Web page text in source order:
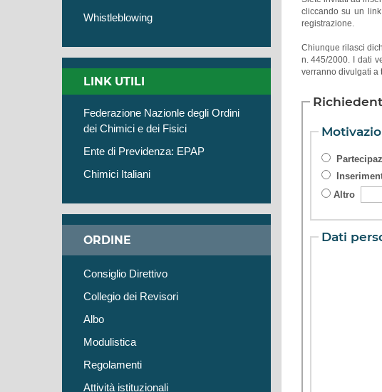
cliccando su un
registrazione.
Chiunque rilasci
n. 445/2000. I dati
verranno divulgati a
Altro
Dati
Whistleblowing
LINK UTILI
Federazione Nazionle degli Ordini
dei Chimici e dei Fisici
Ente di Previdenza: EPAP
Chimici Italiani
ORDINE
Consiglio Direttivo
Collegio dei Revisori
Albo
Modulistica
Regolamenti
Attività istituzionali